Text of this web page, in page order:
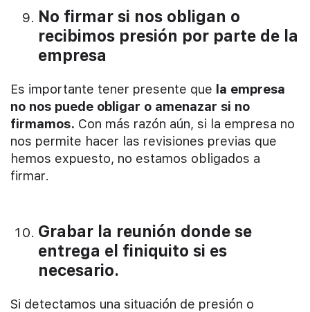
No firmar si nos obligan o
recibimos presión por parte de la
empresa
Es importante tener presente que la empresa
no nos puede obligar o amenazar si no
firmamos. Con más razón aún, si la empresa no
nos permite hacer las revisiones previas que
hemos expuesto, no estamos obligados a
firmar.
Grabar la reunión donde se
entrega el finiquito si es
necesario.
Si detectamos una situación de presión o